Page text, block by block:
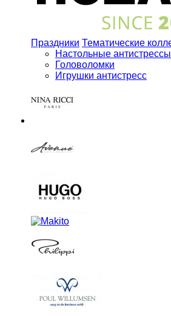
Праздники Тематические
Настольные антистрессы
Головоломки
Игрушки антистресс